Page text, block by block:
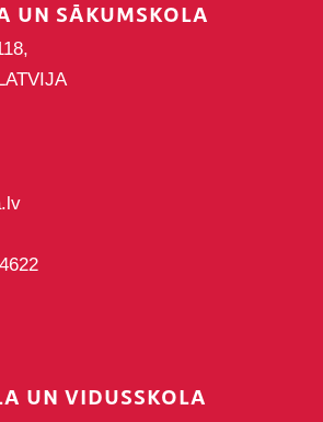
UN SĀKUMSKOLA
UN VIDUSSKOLA